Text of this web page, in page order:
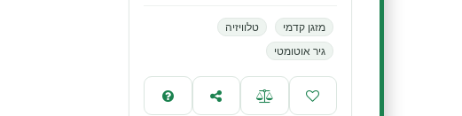
מזגן קדמי
טלוויזיה
גיר אוטומטי